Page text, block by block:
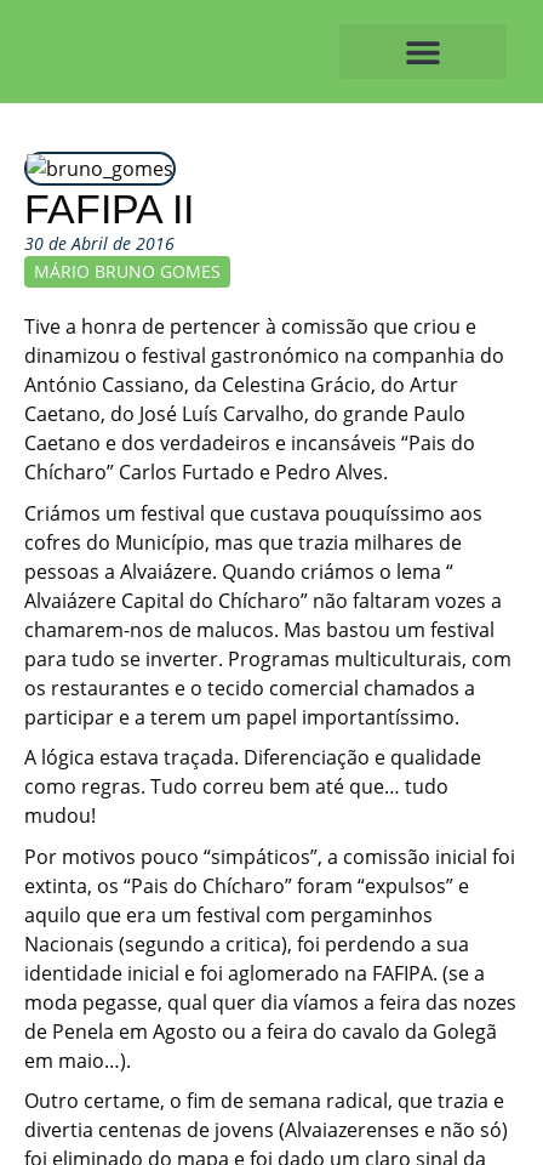
FAFIPA II
30 de Abril de 2016
MÁRIO BRUNO GOMES
Tive a honra de pertencer à comissão que criou e
dinamizou o festival gastronómico na companhia do
António Cassiano, da Celestina Grácio, do Artur
Caetano, do José Luís Carvalho, do grande Paulo
Caetano e dos verdadeiros e incansáveis “Pais do
Chícharo” Carlos Furtado e Pedro Alves.
Criámos um festival que custava pouquíssimo aos
cofres do Município, mas que trazia milhares de
pessoas a Alvaiázere. Quando criámos o lema “
Alvaiázere Capital do Chícharo” não faltaram vozes a
chamarem-nos de malucos. Mas bastou um festival
para tudo se inverter. Programas multiculturais, com
os restaurantes e o tecido comercial chamados a
participar e a terem um papel importantíssimo.
A lógica estava traçada. Diferenciação e qualidade
como regras. Tudo correu bem até que… tudo
mudou!
Por motivos pouco “simpáticos”, a comissão inicial foi
extinta, os “Pais do Chícharo” foram “expulsos” e
aquilo que era um festival com pergaminhos
Nacionais (segundo a critica), foi perdendo a sua
identidade inicial e foi aglomerado na FAFIPA. (se a
moda pegasse, qual quer dia víamos a feira das nozes
de Penela em Agosto ou a feira do cavalo da Golegã
em maio…).
Outro certame, o fim de semana radical, que trazia e
divertia centenas de jovens (Alvaiazerenses e não só)
foi eliminado do mapa e foi dado um claro sinal da